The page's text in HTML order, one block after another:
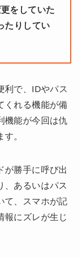
をしていた
たりしてい
利で、IDやパス
くれる機能が備
機能が今回は仇
。
が勝手に呼び出
、あるいはパス
て、スマホが記
報にズレが生じ